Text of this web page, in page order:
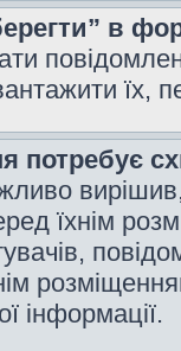
в
їх,
потребує
їхнім
інформації.